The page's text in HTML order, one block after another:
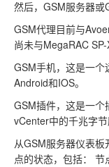
然后，GSM服务器或
GSM代理目前与
尚未与MegaRAC SP-
GSM手机，这是一
Android和IOS。
GSM插件，这是一
vCenter中的千兆字
从GSM服务器仪表
点的状态，包括：